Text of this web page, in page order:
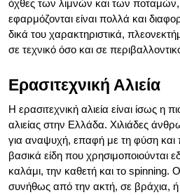
όχθες των λιμνών και των ποταμών,
εφαρμόζονται είναι πολλά και
δικά του χαρακτηριστικά,
σε τεχνικό όσο και σε
Ερασιτεχνική Αλιεία
Η ερασιτεχνική αλιεία είναι ίσως η
αλιείας στην Ελλάδα. Χιλιάδες
για αναψυχή, επαφή με τη φύση
βασικά είδη που χρησιμοποιούνται
καλάμι, την καθετή και το spinning.
συνήθως από την ακτή, σε βράχια, ή